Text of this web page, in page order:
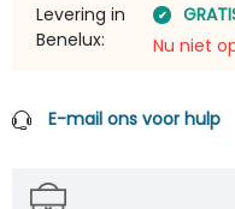
Levering in
Benelux:
Nu niet
E-mail ons voor hulp